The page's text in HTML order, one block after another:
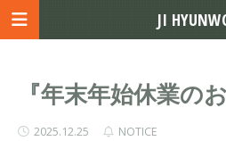
『年末年始休業の
2025.12.25 NOTICE
JI